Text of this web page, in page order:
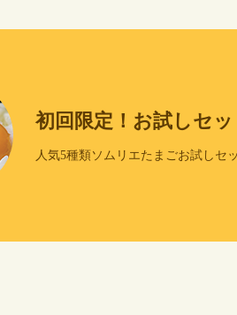
初回限定！お試しセッ
人気5種類ソムリエたまごお試しセ